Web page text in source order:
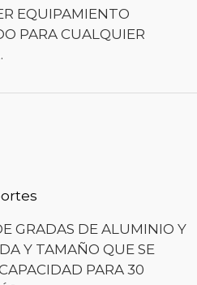
EQUIPAMIENTO
PARA CUALQUIER
GRADAS DE ALUMINIO Y
Y TAMAÑO QUE SE
PARA 30